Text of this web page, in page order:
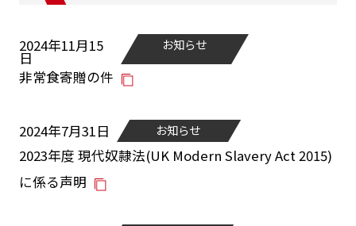
2024年11月15
日
お知らせ
非常食寄贈の件
2024年7月31日 お知らせ
2023年度 現代奴隷法(UK Modern Slavery Act 2015)
に係る声明